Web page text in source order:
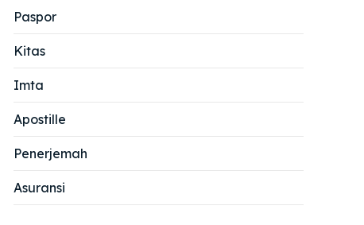
Cari
Cari
Paspor
Kitas
Imta
Apostille
Penerjemah
Asuransi